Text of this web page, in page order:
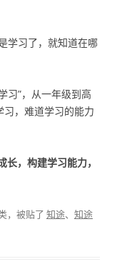
学习了，就知道在哪
习”，从一年级到高
，难道学习的能力
长，构建学习能力，
，被贴了 知途、 知途